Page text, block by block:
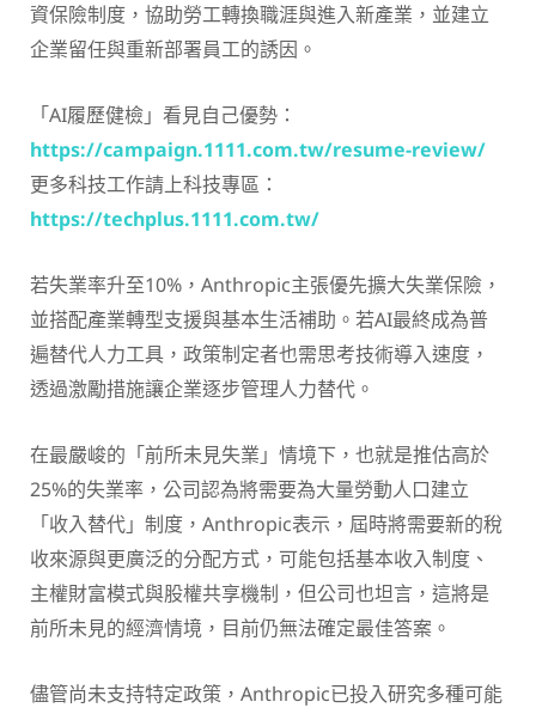
資保險制度，協助勞工轉換職涯與進入新產業，並建立
企業留任與重新部署員工的誘因。
「AI履歷健檢」看見自己優勢：
https://campaign.1111.com.tw/resume-review/
更多科技工作請上科技專區：
https://techplus.1111.com.tw/
若失業率升至10%，Anthropic主張優先擴大失業保險，
並搭配產業轉型支援與基本生活補助。若AI最終成為普
遍替代人力工具，政策制定者也需思考技術導入速度，
透過激勵措施讓企業逐步管理人力替代。
在最嚴峻的「前所未見失業」情境下，也就是推估高於
25%的失業率，公司認為將需要為大量勞動人口建立
「收入替代」制度，Anthropic表示，屆時將需要新的稅
收來源與更廣泛的分配方式，可能包括基本收入制度、
主權財富模式與股權共享機制，但公司也坦言，這將是
前所未見的經濟情境，目前仍無法確定最佳答案。
儘管尚未支持特定政策，Anthropic已投入研究多種可能